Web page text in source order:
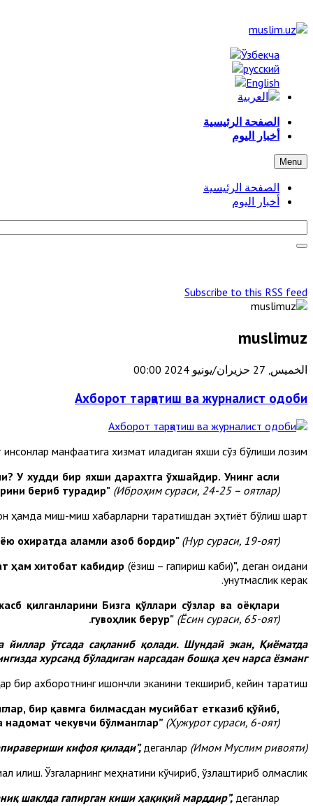
الصفحة الرئيسية
أخبار اليوم
Menu
الصفحة الرئيسية
أخبار اليوم
Subscribe to this RSS feed
muslimuz
الخميس, 27 حزيران/يونيو 2024 00:00
Ахборот тарқатиш ва журналист одоби
манфаатига хизмат қиладиган яхши сўз бўлиши лозим.
У худди бир яхши дарахтга ўхшайдир. Унинг асли
бериб турадир" (Иброҳим сураси, 24-25 – оятлар).
ҳамда миш-миш хабарларни тарқатишдан эҳтиёт бўлиш шарт.
охиратда аламли азоб бордир" (Нур сураси, 19-оят).
ҳам хитобат кабидир (ёзиш – гапириш каби)", деган қоидани
унутмаслик керак.
қилганларини Бизга қўллари сўзлар ва оёқлари
гувоҳлик берур" (Ёсин сураси, 65-оят).
ўтсада сақланиб қолади. Шундай экан, Қиёматда
хурсанд бўладиган нарсадан бошқа ҳеч нарса ёзманг!”.
бир ахборотнинг ишончли эканини текшириб, кейин тарқатиш.
бир қавмга билмасдан мусийбат етказиб қўйиб,
надомат чекувчи бўлманглар” (Ҳужурот сураси, 6-оят).
кифоя қилади”,деганлар (Имом Муслим ривояти).
қилиш. Ўзгаларнинг меҳнатини кўчириб, ўзлаштириб олмаслик.
шаклда гапирган киши ҳақиқий марддир”,деганлар.